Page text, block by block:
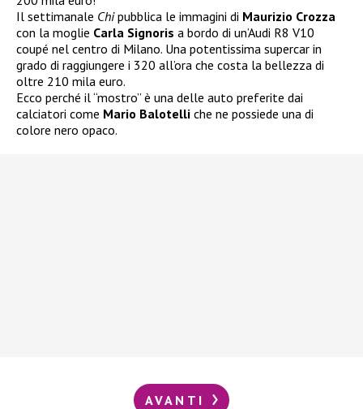
Il settimanale Chipubblica le immagini di Maurizio Crozza
con la moglie Carla Signoris a bordo di un’Audi R8 V10
coupé nel centro di Milano. Una potentissima supercar in
grado di raggiungere i 320 all’ora che costa la bellezza di
oltre 210 mila euro.
Ecco perché il “mostro” è una delle auto preferite dai
calciatori come Mario Balotelli che ne possiede una di
colore nero opaco.
AVANTI